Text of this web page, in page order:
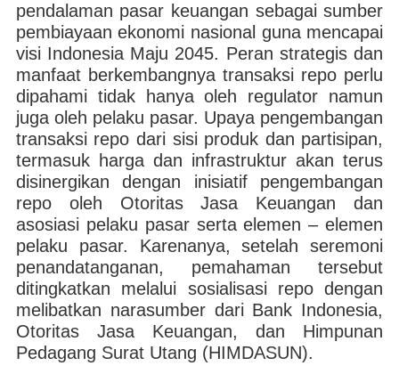
pendalaman pasar keuangan sebagai sumber
pembiayaan ekonomi nasional guna mencapai
visi Indonesia Maju 2045. Peran strategis dan
manfaat berkembangnya transaksi repo perlu
dipahami tidak hanya oleh regulator namun
juga oleh pelaku pasar. Upaya pengembangan
transaksi repo dari sisi produk dan partisipan,
termasuk harga dan infrastruktur akan terus
disinergikan dengan inisiatif pengembangan
repo oleh Otoritas Jasa Keuangan dan
asosiasi pelaku pasar serta elemen – elemen
pelaku pasar. Karenanya, setelah seremoni
penandatanganan, pemahaman tersebut
ditingkatkan melalui sosialisasi repo dengan
melibatkan narasumber dari Bank Indonesia,
Otoritas Jasa Keuangan, dan Himpunan
Pedagang Surat Utang (HIMDASUN).